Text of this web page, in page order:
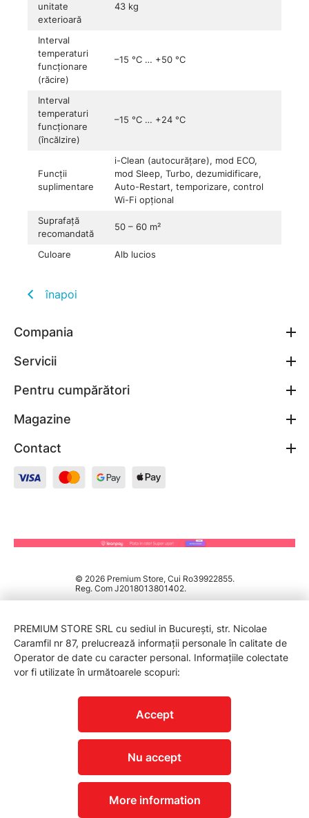
unitate
exterioară
43 kg
Interval
temperaturi
funcționare
(răcire)
–15 °C … +50 °C
Interval
temperaturi
funcționare
(încălzire)
–15 °C … +24 °C
Funcții
suplimentare
i-Clean (autocurățare), mod ECO,
mod Sleep, Turbo, dezumidificare,
Auto-Restart, temporizare, control
Wi-Fi opțional
Suprafață
recomandată
50 – 60 m²
Culoare Alb lucios
înapoi
Compania
Servicii
Pentru cumpărători
Magazine
Contact
© 2026 Premium Store, Cui Ro39922855.
Reg. Com J2018013801402.
PREMIUM STORE SRL cu sediul in București, str. Nicolae
Caramfil nr 87, prelucrează informații personale în calitate de
Operator de date cu caracter personal. Informațiile colectate
vor fi utilizate în următoarele scopuri:
Accept
Nu accept
More information